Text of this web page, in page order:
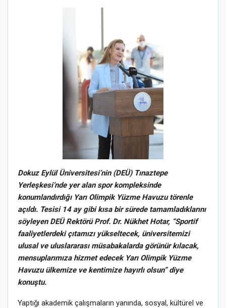
Dokuz Eylül Üniversitesi’nin (DEÜ) Tınaztepe
Yerleşkesi’nde yer alan spor kompleksinde
konumlandırdığı Yarı Olimpik Yüzme Havuzu törenle
açıldı. Tesisi 14 ay gibi kısa bir sürede tamamladıklarını
söyleyen DEÜ Rektörü Prof. Dr. Nükhet Hotar, “Sportif
faaliyetlerdeki çıtamızı yükseltecek, üniversitemizi
ulusal ve uluslararası müsabakalarda görünür kılacak,
mensuplarımıza hizmet edecek Yarı Olimpik Yüzme
Havuzu ülkemize ve kentimize hayırlı olsun” diye
konuştu.
Yaptığı akademik çalışmaların yanında, sosyal, kültürel ve